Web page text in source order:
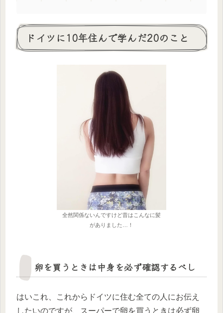
ドイツに10年住んで学んだ20のこと
全然関係ないんですけど昔はこんなに髪
がありました…！
卵を買うときは中身を必ず確認するべし
はいこれ、これからドイツに住む全ての人にお伝え
したいのですが、スーパーで卵を買うときは必ず卵